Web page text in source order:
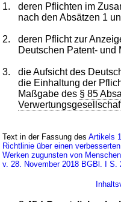
1.
deren Pflichten im
nach den Absätzen 1
2.
deren Pflicht zur
Deutschen Patent- und
3.
die Aufsicht des
die Einhaltung der
Maßgabe des § 85
Text in der Fassung desArtikels
Richtlinie über einen
Werken zugunsten von
v. 28. November 2018 BGBl. I S.